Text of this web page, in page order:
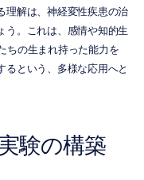
理解は、神経変性疾患の治
う。これは、感情や知的生
ちの生まれ持った能力を
という、多様な応用へと
験の構築